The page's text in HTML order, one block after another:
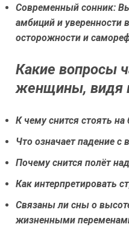
Современный сонник:
амбиций и уверенности
осторожности и
Какие вопросы
женщины, видя
К чему снится стоять
Что означает падение с
Почему снится полёт
Как интерпретировать
Связаны ли сны о
жизненными